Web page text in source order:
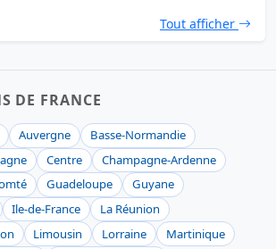
Tout afficher
DE FRANCE
Auvergne
Basse-Normandie
Centre
Champagne-Ardenne
Guadeloupe
Guyane
Ile-de-France
La Réunion
Limousin Lorraine
Martinique